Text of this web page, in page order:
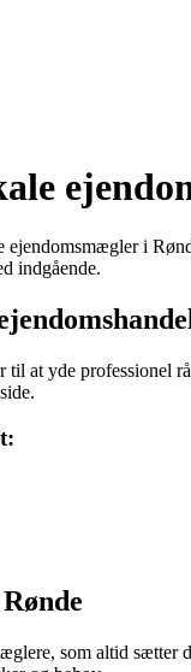
i
indgående.
at yde professionel
som altid